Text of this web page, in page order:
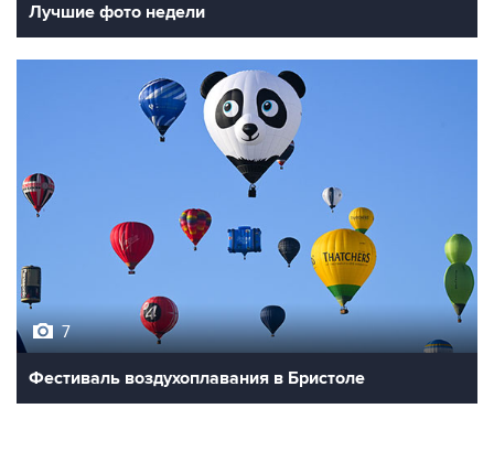
Лучшие фото недели
7
Фестиваль воздухоплавания в Бристоле